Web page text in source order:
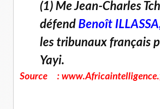
(1) Me Jean-Charles
défend Benoît
les tribunaux français
Yayi.
Source :